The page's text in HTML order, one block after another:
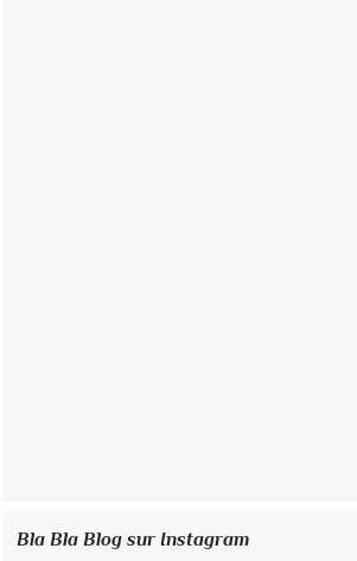
Bla Bla Blog sur Instagram